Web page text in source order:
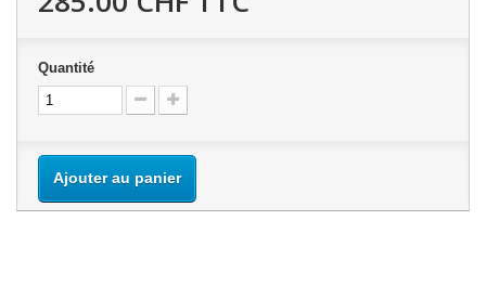
Quantité
Ajouter au panier